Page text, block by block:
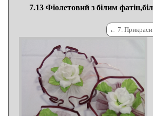
7.13 Фіолетовий з білим
← 7.